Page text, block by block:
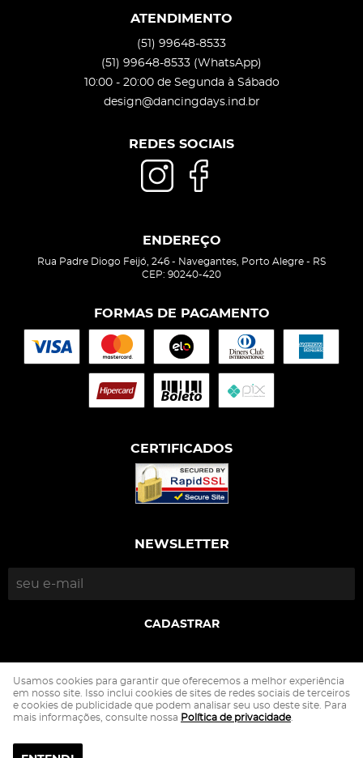
ATENDIMENTO
(51) 99648-8533
(51) 99648-8533 (WhatsApp)
10:00 - 20:00 de Segunda à Sábado
design@dancingdays.ind.br
REDES SOCIAIS
ENDEREÇO
Rua Padre Diogo Feijó, 246 - Navegantes, Porto Alegre - RS
CEP: 90240-420
FORMAS DE PAGAMENTO
CERTIFICADOS
NEWSLETTER
CADASTRAR
CNPJ: 21.831.014/0001-27
LOJA VIRTUAL CRIADA POR
Usamos cookies para garantir que oferecemos a melhor experiência
em nosso site. Isso inclui cookies de sites de redes sociais de terceiros
e cookies de publicidade que podem analisar seu uso deste site. Para
mais informações, consulte nossa Política de privacidade.